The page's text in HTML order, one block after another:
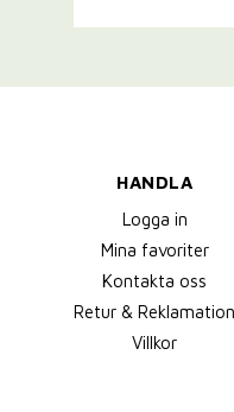
HANDLA
Logga in
Mina favoriter
Kontakta oss
Retur & Reklamation
Villkor